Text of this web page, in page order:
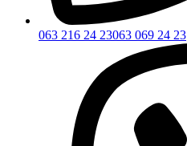
063 216 24 23063 069 24 23